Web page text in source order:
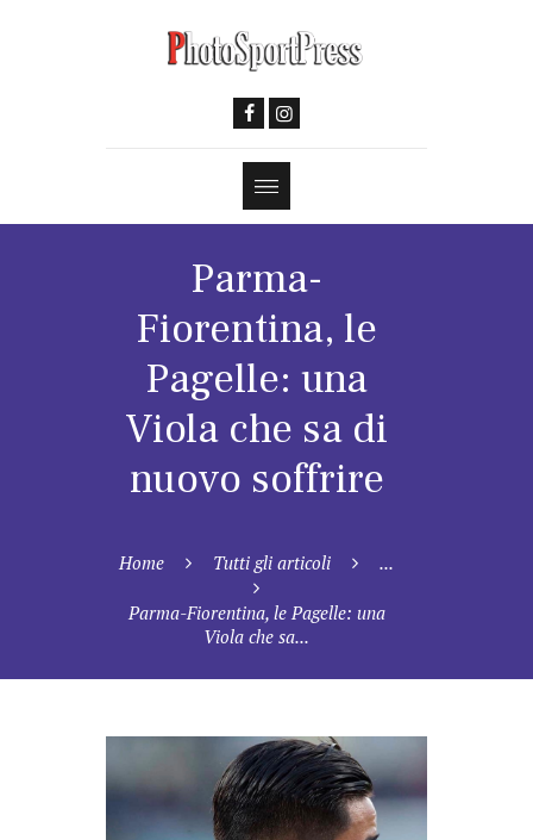
Parma-
Fiorentina, le
Pagelle: una
Viola che sa di
nuovo soffrire
Home Tutti gli articoli ...
Parma-Fiorentina, le Pagelle: una
Viola che sa...